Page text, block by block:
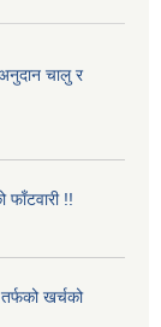
चालु र
!!
खर्चको